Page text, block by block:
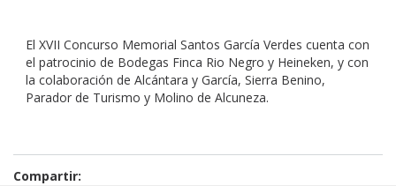
El XVII Concurso Memorial Santos García Verdes cuenta con
el patrocinio de Bodegas Finca Rio Negro y Heineken, y con
la colaboración de Alcántara y García, Sierra Benino,
Parador de Turismo y Molino de Alcuneza.
Compartir: